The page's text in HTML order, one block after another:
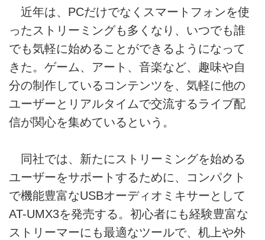
近年は、PCだけでなくスマートフォンを使
ったストリーミングも多くなり、いつでも誰
でも気軽に始めることができるようになって
きた。ゲーム、アート、音楽など、趣味や自
分の制作しているコンテンツを、気軽に他の
ユーザーとリアルタイムで交流するライブ配
信が関心を集めているという。
同社では、新たにストリーミングを始める
ユーザーをサポートするために、コンパクト
で機能豊富なUSBオーディオミキサーとして
AT-UMX3を発売する。初心者にも経験豊富な
ストリーマーにも最適なツールで、机上や外